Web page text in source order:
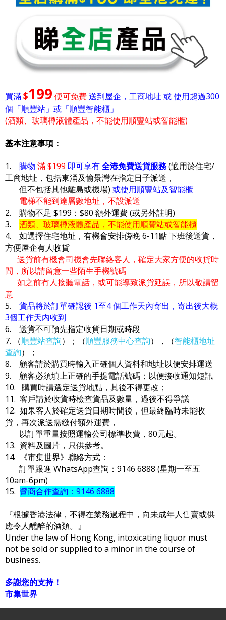
買滿$199 便可免費送到屋企，工商地址 或 使用超過300
個「順豐站」或「順豐智能櫃」
(酒類、玻璃樽液體產品，不能使用順豐站或智能櫃)
基本注意事項：
1. 購物 滿 $199 即可享有全港免費送貨服務(適用於住宅/
工商地址，包括東涌及愉景灣在指定日子派送，
但不包括其他離島或機場) 或使用順豐站及智能櫃
電梯不能到達層數地址，不設派送
2. 購物不足 $199：$80 額外運費 (或另外註明)
3. 酒類、玻璃樽液體產品，不能使用順豐站或智能櫃
4. 如選擇住宅地址，有機會安排傍晚 6-11點 下班後送貨，
方便屋企有人收貨
送貨前有機會司機會先聯絡客人，確定大家方便的收貨時
間，所以請留意一些陌生手機號碼
如之前冇人接聽電話，或可能導致派貨延誤，所以敬請留
意
5. 貨品將於訂單確認後 1至4 個工作天內寄出，寄出後大概
3個工作天內收到
6. 送貨不可預先指定收貨日期或時段
7. （順豐站查詢）；（順豐服務中心查詢），（智能櫃地址
查詢）；
8. 顧客請於購買時輸入正確個人資料和地址以便安排運送
9. 顧客必須填上正確的手提電話號碼；以便接收通知短訊
10. 購買時請選定送貨地點，其後不得更改；
11. 客戶請於收貨時檢查貨品及數量，過後不得爭議
12. 如果客人於確定送貨日期時間後，但最終臨時未能收
貨，再次派送需繳付額外運費，
以訂單重量按照運輸公司標準收費，80元起。
13. 資料及圖片，只供參考。
14. 《市集世界》聯絡方式：
訂單跟進 WhatsApp查詢：9146 6888 (星期一至五
10am-6pm)
15. 營商合作查詢：9146 6888
『根據香港法律，不得在業務過程中，向未成年人售賣或供
應令人醺醉的酒類。』
Under the law of Hong Kong, intoxicating liquor must
not be sold or supplied to a minor in the course of
business.
多謝您的支持！
市集世界